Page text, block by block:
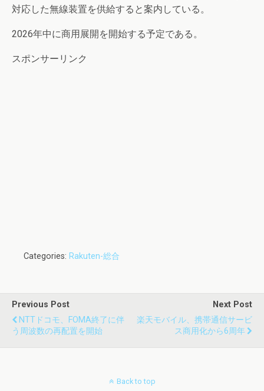
対応した無線装置を供給すると案内している。
2026年中に商用展開を開始する予定である。
スポンサーリンク
Categories: Rakuten-総合
Previous Post
NTTドコモ、FOMA終了に伴
う周波数の再配置を開始
Next Post
楽天モバイル、携帯通信サービ
ス商用化から6周年
Back to top